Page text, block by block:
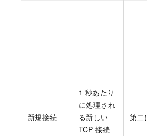
新規接続
1 秒あたり
に処理され
る新しい
TCP 接続
第二